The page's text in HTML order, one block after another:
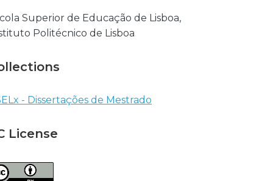
Superior de Educação de Lisboa,
Politécnico de Lisboa
- Dissertações de Mestrado
License